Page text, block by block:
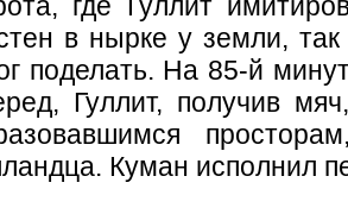
в нырке у земли, так
поделать. На 85-й
Гуллит, получив
Куман исполнил